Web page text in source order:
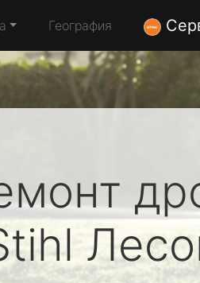
География